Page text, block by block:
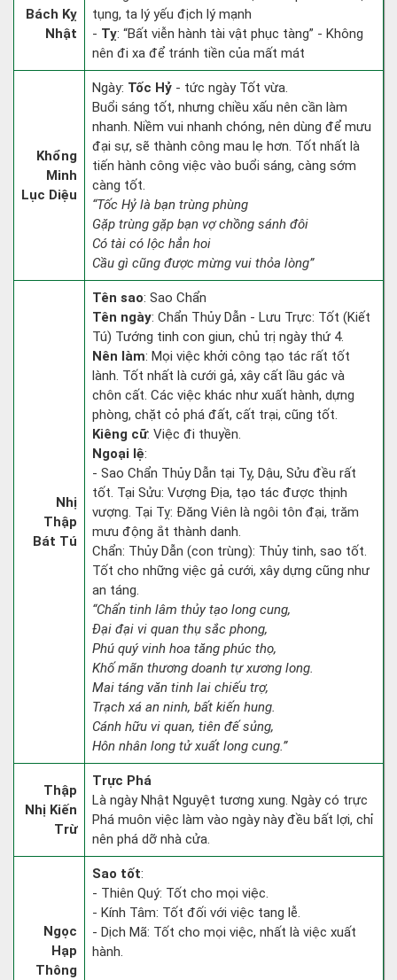
Bách Kỵ
Nhật
tụng, ta lý yếu địch lý mạnh
- Tỵ: “Bất viễn hành tài vật phục tàng” - Không
nên đi xa để tránh tiền của mất mát
Khổng
Minh
Lục Diệu
Ngày: Tốc Hỷ - tức ngày Tốt vừa.
Buổi sáng tốt, nhưng chiều xấu nên cần làm
nhanh. Niềm vui nhanh chóng, nên dùng để mưu
đại sự, sẽ thành công mau lẹ hơn. Tốt nhất là
tiến hành công việc vào buổi sáng, càng sớm
càng tốt.
“Tốc Hỷ là bạn trùng phùng
Gặp trùng gặp bạn vợ chồng sánh đôi
Có tài có lộc hẳn hoi
Cầu gì cũng được mừng vui thỏa lòng”
Nhị
Thập
Bát Tú
Tên sao: Sao Chẩn
Tên ngày: Chẩn Thủy Dẫn - Lưu Trực: Tốt (Kiết
Tú) Tướng tinh con giun, chủ trị ngày thứ 4.
Nên làm: Mọi việc khởi công tạo tác rất tốt
lành. Tốt nhất là cưới gả, xây cất lầu gác và
chôn cất. Các việc khác như xuất hành, dựng
phòng, chặt cỏ phá đất, cất trại, cũng tốt.
Kiêng cữ: Việc đi thuyền.
Ngoại lệ:
- Sao Chẩn Thủy Dẫn tại Tỵ, Dậu, Sửu đều rất
tốt. Tại Sửu: Vượng Địa, tạo tác được thịnh
vượng. Tại Tỵ: Đăng Viên là ngôi tôn đại, trăm
mưu động ắt thành danh.
Chẩn: Thủy Dẫn (con trùng): Thủy tinh, sao tốt.
Tốt cho những việc gả cưới, xây dựng cũng như
an táng.
“Chẩn tinh lâm thủy tạo long cung,
Đại đại vi quan thụ sắc phong,
Phú quý vinh hoa tăng phúc thọ,
Khố mãn thương doanh tự xương long.
Mai táng văn tinh lai chiếu trợ,
Trạch xá an ninh, bất kiến hung.
Cánh hữu vi quan, tiên đế sủng,
Hôn nhân long tử xuất long cung.”
Thập
Nhị Kiến
Trừ
Trực Phá
Là ngày Nhật Nguyệt tương xung. Ngày có trực
Phá muôn việc làm vào ngày này đều bất lợi, chỉ
nên phá dỡ nhà cửa.
Ngọc
Hạp
Thông
Sao tốt:
- Thiên Quý: Tốt cho mọi việc.
- Kính Tâm: Tốt đối với việc tang lễ.
- Dịch Mã: Tốt cho mọi việc, nhất là việc xuất
hành.